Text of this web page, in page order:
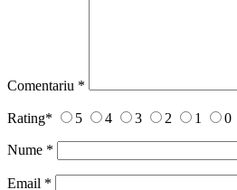
Comentariu *
Rating* 5 4 3 2 1 0
Nume *
Email *